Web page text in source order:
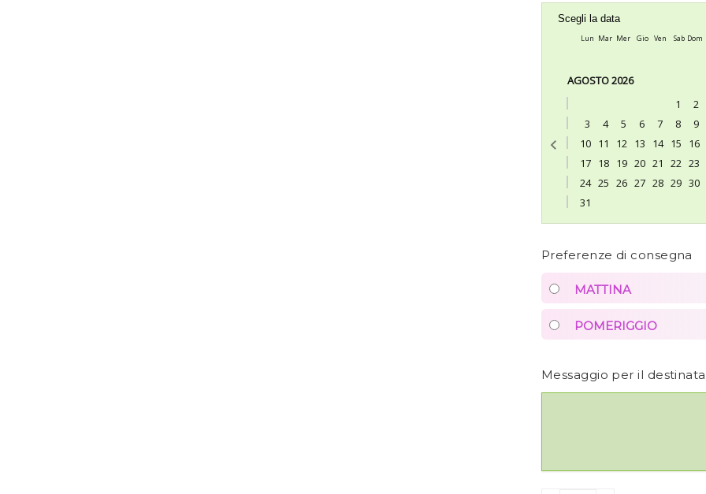
Scegli la data
Lun Mar Mer Gio Ven Sab Dom
AGOSTO 2026
1
2
3
4 5 6 7 8
9
10 11 12 13 14 15
16
17 18 19 20 21 22 23
24 25 26 27 28 29 30
31
Preferenze di consegna
MATTINA
POMERIGGIO
Messaggio per il